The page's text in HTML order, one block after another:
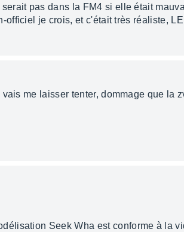
pas dans la FM4 si elle était
officiel je crois, et c'était très réaliste,
me laisser tenter, dommage que la
Seek Wha est conforme à la